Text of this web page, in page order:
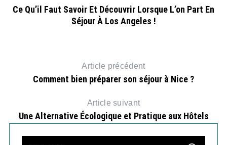
Ce Qu’il Faut Savoir Et Découvrir Lorsque L’on Part En
Séjour À Los Angeles !
Article précédent
Comment bien préparer son séjour à Nice ?
Article suivant
Une Alternative Écologique et Pratique aux Hôtels